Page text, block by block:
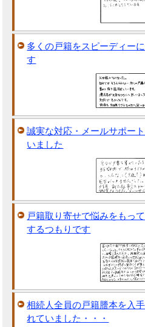
多くの戸籍をスピーディー
す
誠実な対応・メールサポー
いました
戸籍取り寄せで悩みをもっ
するつもりです
相続人全員の戸籍謄本を入
れていました・・・